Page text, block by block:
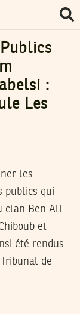
:
Les
les
publics qui
clan Ben Ali
et
été rendus
de